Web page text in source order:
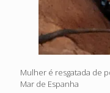
Mulher é resgatada de
Mar de Espanha